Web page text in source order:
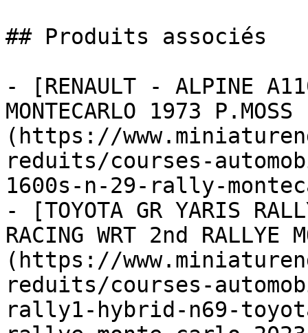
## Produits associés
- [RENAULT - ALPINE
MONTECARLO 1973
(https://
reduits/courses-
1600s-n-29-rally-
- [TOYOTA GR YARIS
RACING WRT 2nd RALLYE
(https://
reduits/courses-
rally1-hybrid-n69-